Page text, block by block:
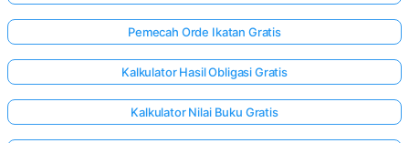
Pemecah Orde Ikatan Gratis
Kalkulator Hasil Obligasi Gratis
Kalkulator Nilai Buku Gratis